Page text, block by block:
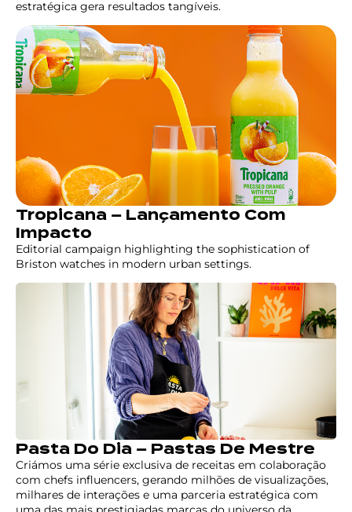
estratégica gera resultados tangíveis.
Tropicana – Lançamento Com
Impacto
Editorial campaign highlighting the sophistication of
Briston watches in modern urban settings.
Pasta Do Dia – Pastas De Mestre
Criámos uma série exclusiva de receitas em colaboração
com chefs influencers, gerando milhões de visualizações,
milhares de interações e uma parceria estratégica com